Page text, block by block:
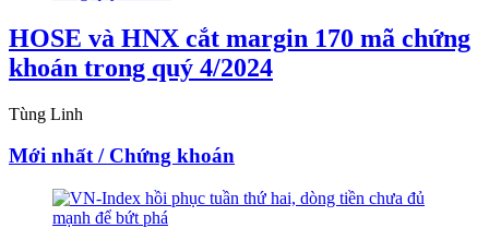
HOSE và HNX cắt margin 170 mã chứng
khoán trong quý 4/2024
Tùng Linh
Mới nhất / Chứng khoán